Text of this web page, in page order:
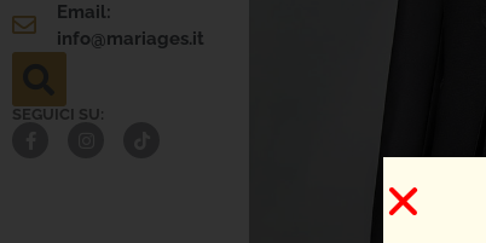
Email:
info@mariages.it
SEGUICI SU: